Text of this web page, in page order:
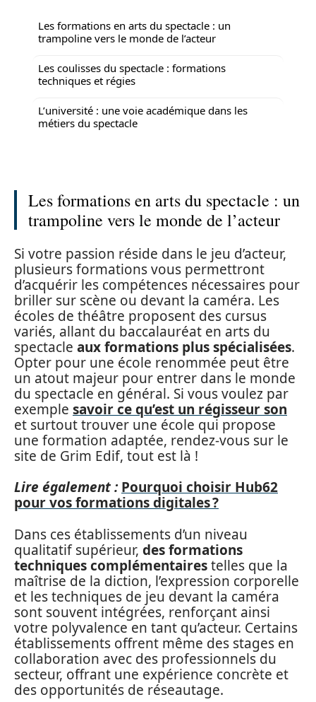
Les formations en arts du spectacle : un
trampoline vers le monde de l’acteur
Les coulisses du spectacle : formations
techniques et régies
L’université : une voie académique dans les
métiers du spectacle
Les formations en arts du spectacle : un
trampoline vers le monde de l’acteur
Si votre passion réside dans le jeu d’acteur,
plusieurs formations vous permettront
d’acquérir les compétences nécessaires pour
briller sur scène ou devant la caméra. Les
écoles de théâtre proposent des cursus
variés, allant du baccalauréat en arts du
spectacle aux formations plus spécialisées.
Opter pour une école renommée peut être
un atout majeur pour entrer dans le monde
du spectacle en général. Si vous voulez par
exemple savoir ce qu’est un régisseur son
et surtout trouver une école qui propose
une formation adaptée, rendez-vous sur le
site de Grim Edif, tout est là !
Lire également : Pourquoi choisir Hub62
pour vos formations digitales ?
Dans ces établissements d’un niveau
qualitatif supérieur, des formations
techniques complémentairestelles que la
maîtrise de la diction, l’expression corporelle
et les techniques de jeu devant la caméra
sont souvent intégrées, renforçant ainsi
votre polyvalence en tant qu’acteur. Certains
établissements offrent même des stages en
collaboration avec des professionnels du
secteur, offrant une expérience concrète et
des opportunités de réseautage.